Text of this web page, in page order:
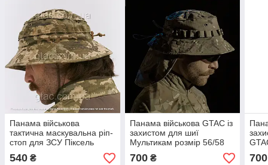
Панама військова
тактична маскувальна ріп-
стоп для ЗСУ Піксель
GTAC 60-62
540 ₴
Панама військова GTAC із
захистом для шиї
Мультикам розмір 56/58
700₴
58
700